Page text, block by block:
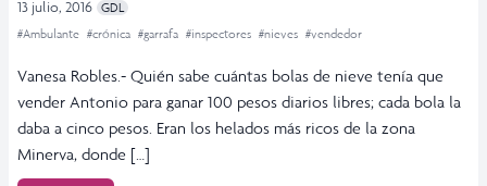
13 julio, 2016 GDL
#Ambulante #crónica #garrafa #inspectores #nieves #vendedor
Vanesa Robles.- Quién sabe cuántas bolas de nieve tenía que
vender Antonio para ganar 100 pesos diarios libres; cada bola la
daba a cinco pesos. Eran los helados más ricos de la zona
Minerva, donde […]